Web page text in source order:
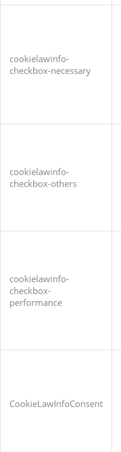
cookielawinfo-
checkbox-necessary
cookielawinfo-
checkbox-others
cookielawinfo-
checkbox-
performance
CookieLawInfoConsent